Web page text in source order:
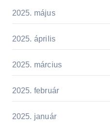
2025. május
2025. április
2025. március
2025. február
2025. január